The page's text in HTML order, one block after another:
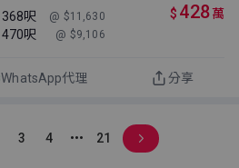
368呎 @ $11,630
470呎 @ $9,106
$ 428萬
WhatsApp代理 分享
3 4 21